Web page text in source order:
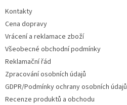
Kontakty
Cena dopravy
Vrácení a reklamace zboží
Všeobecné obchodní podmínky
Reklamační řád
Zpracování osobních údajů
GDPR/Podmínky ochrany osobních údajů
Recenze produktů a obchodu